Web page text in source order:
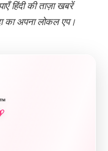
हिंदी की ताज़ा खबरें
का अपना लोकल एप।